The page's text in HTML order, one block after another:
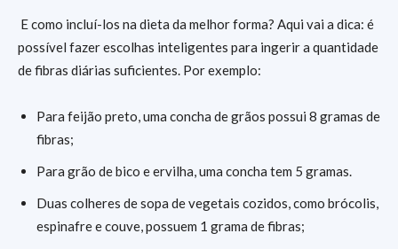
E como incluí-los na dieta da melhor forma? Aqui vai a dica: é
possível fazer escolhas inteligentes para ingerir a quantidade
de fibras diárias suficientes. Por exemplo:
Para feijão preto, uma concha de grãos possui 8 gramas de
fibras;
Para grão de bico e ervilha, uma concha tem 5 gramas.
Duas colheres de sopa de vegetais cozidos, como brócolis,
espinafre e couve, possuem 1 grama de fibras;